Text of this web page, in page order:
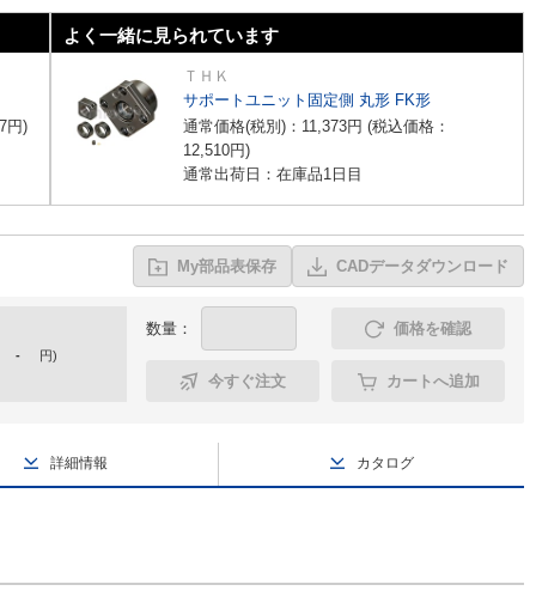
円)
よく一緒に見られています
ＴＨＫ
サポートユニット固定側 丸形 FK形
通常価格(税別)： 11,373円 (税込価格：
12,510円)
通常出荷日：在庫品1日目
My部品表保存 CADデータダウンロード
- 円)
数量： 価格を確認
今すぐ注文 カートへ追加
詳細情報 カタログ